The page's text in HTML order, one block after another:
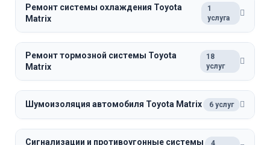
Ремонт системы охлаждения Toyota
Matrix
1
услуга
Ремонт тормозной системы Toyota
Matrix
18
услуг
Шумоизоляция автомобиля Toyota Matrix 6 услуг
Сигнализации и противоугонные системы
4